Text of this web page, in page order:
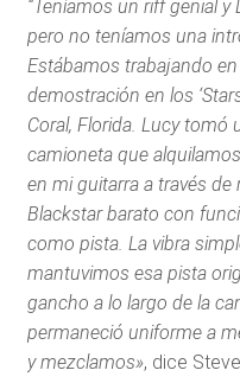
“Teníamos un riff genial
pero no teníamos una
Estábamos trabajando
demostración en los
Coral, Florida. Lucy tomó
camioneta que
en mi guitarra a través
Blackstar barato con
como pista. La vibra
mantuvimos esa pista
gancho a lo largo de la
permaneció uniforme a
y mezclamos», dice